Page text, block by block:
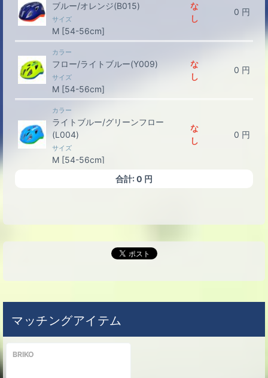
ブルー/オレンジ(B015)
サイズ
M [54-56cm]
な
し
0 円
カラー
フロー/ライトブルー(Y009)
サイズ
M [54-56cm]
な
し
0 円
カラー
ライトブルー/グリーンフロー
(L004)
サイズ
M [54-56cm]
な
し
0 円
合計:0 円
マッチングアイテム
BRIKO